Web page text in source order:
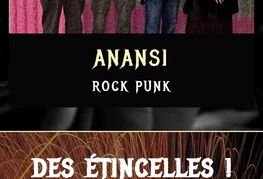
ANANSI
ROCK PUNK
DES ÉTINCELLES !